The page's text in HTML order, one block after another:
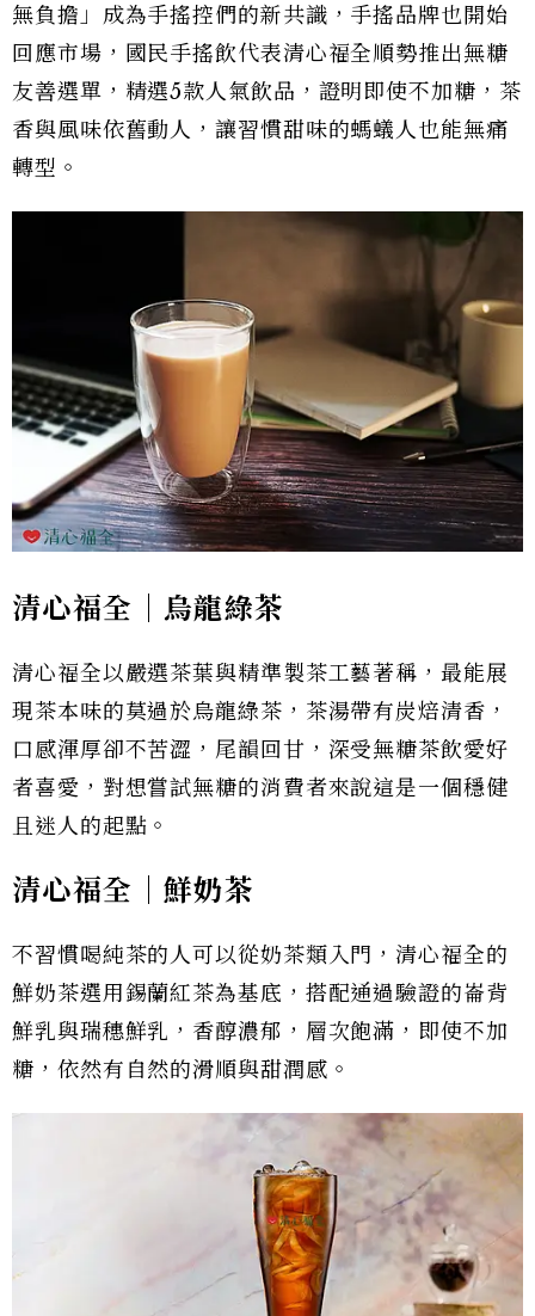
無負擔」成為手搖控們的新共識，手搖品牌也開始
回應市場，國民手搖飲代表清心福全順勢推出無糖
友善選單，精選5款人氣飲品，證明即使不加糖，茶
香與風味依舊動人，讓習慣甜味的螞蟻人也能無痛
轉型。
清心福全｜烏龍綠茶
清心福全以嚴選茶葉與精準製茶工藝著稱，最能展
現茶本味的莫過於烏龍綠茶，茶湯帶有炭焙清香，
口感渾厚卻不苦澀，尾韻回甘，深受無糖茶飲愛好
者喜愛，對想嘗試無糖的消費者來說這是一個穩健
且迷人的起點。
清心福全｜鮮奶茶
不習慣喝純茶的人可以從奶茶類入門，清心福全的
鮮奶茶選用錫蘭紅茶為基底，搭配通過驗證的崙背
鮮乳與瑞穗鮮乳，香醇濃郁，層次飽滿，即使不加
糖，依然有自然的滑順與甜潤感。